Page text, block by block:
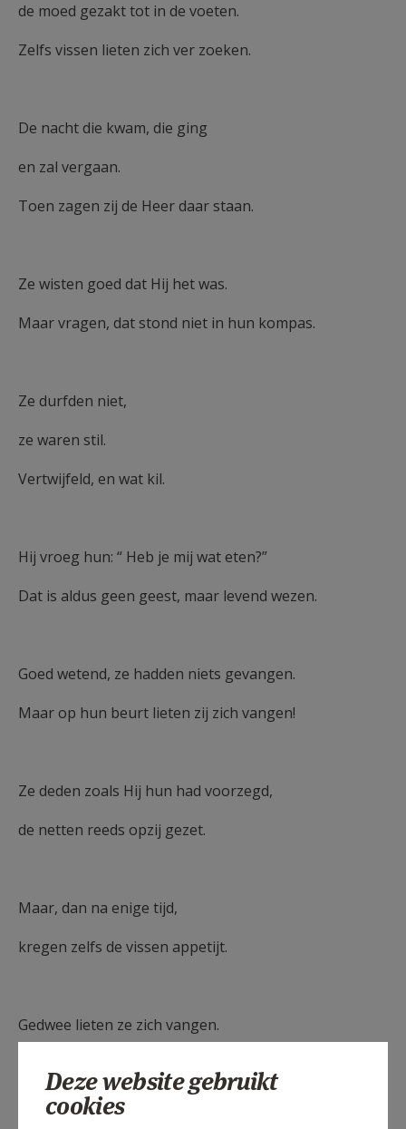
de moed gezakt tot in de voeten.
Zelfs vissen lieten zich ver zoeken.
De nacht die kwam, die ging
en zal vergaan.
Toen zagen zij de Heer daar staan.
Ze wisten goed dat Hij het was.
Maar vragen, dat stond niet in hun kompas.
Ze durfden niet,
ze waren stil.
Vertwijfeld, en wat kil.
Hij vroeg hun: “ Heb je mij wat eten?”
Dat is aldus geen geest, maar levend wezen.
Goed wetend, ze hadden niets gevangen.
Maar op hun beurt lieten zij zich vangen!
Ze deden zoals Hij hun had voorzegd,
de netten reeds opzij gezet.
Maar, dan na enige tijd,
kregen zelfs de vissen appetijt.
Gedwee lieten ze zich vangen.
Deze website gebruikt
cookies